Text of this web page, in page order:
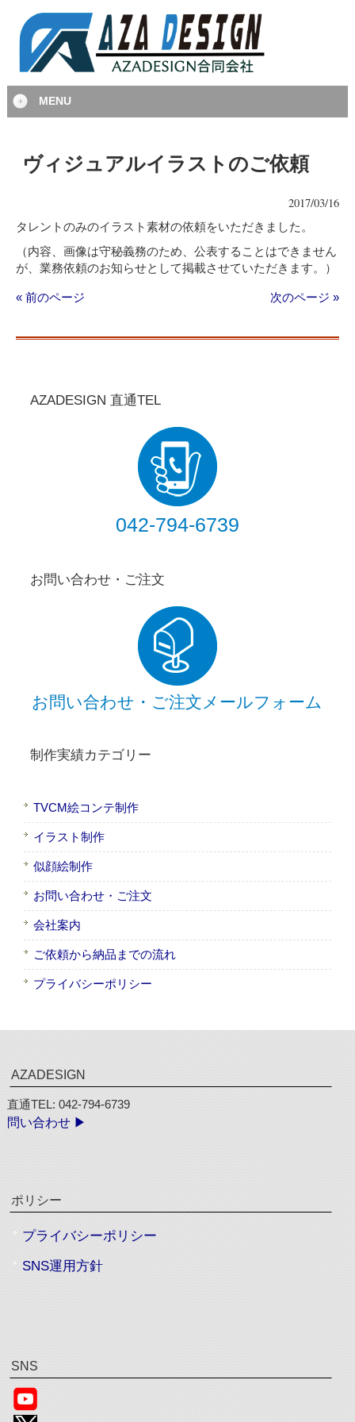
MENU
ヴィジュアルイラストのご依頼
2017/03/16
タレントのみのイラスト素材の依頼をいただきました。
（内容、画像は守秘義務のため、公表することはできません
が、業務依頼のお知らせとして掲載させていただきます。）
« 前のページ 次のページ »
AZADESIGN 直通TEL
042-794-6739
お問い合わせ・ご注文
お問い合わせ・ご注文メールフォーム
制作実績カテゴリー
TVCM絵コンテ制作
イラスト制作
似顔絵制作
お問い合わせ・ご注文
会社案内
ご依頼から納品までの流れ
プライバシーポリシー
AZADESIGN
直通TEL: 042-794-6739
問い合わせ ▶︎
ポリシー
プライバシーポリシー
SNS運用方針
SNS